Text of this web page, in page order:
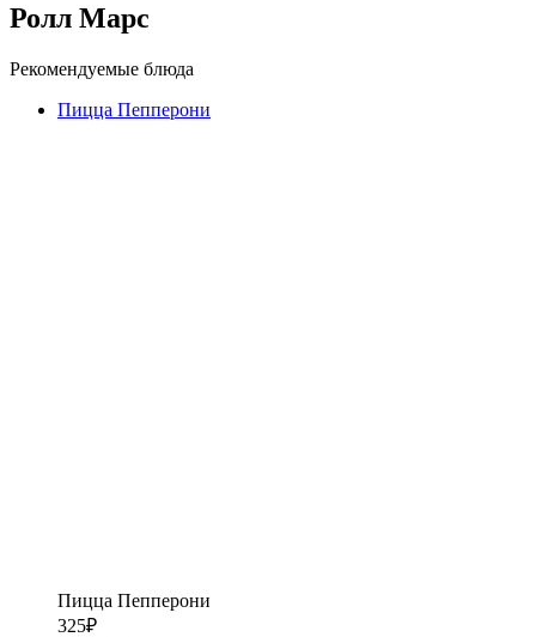
Ролл Марс
Рекомендуемые блюда
Пицца Пепперони
Пицца Пепперони
325₽